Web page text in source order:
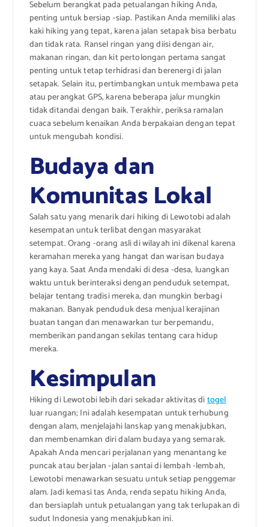
Sebelum berangkat pada petualangan hiking Anda,
penting untuk bersiap -siap. Pastikan Anda memiliki alas
kaki hiking yang tepat, karena jalan setapak bisa berbatu
dan tidak rata. Ransel ringan yang diisi dengan air,
makanan ringan, dan kit pertolongan pertama sangat
penting untuk tetap terhidrasi dan berenergi di jalan
setapak. Selain itu, pertimbangkan untuk membawa peta
atau perangkat GPS, karena beberapa jalur mungkin
tidak ditandai dengan baik. Terakhir, periksa ramalan
cuaca sebelum kenaikan Anda berpakaian dengan tepat
untuk mengubah kondisi.
Budaya dan
Komunitas Lokal
Salah satu yang menarik dari hiking di Lewotobi adalah
kesempatan untuk terlibat dengan masyarakat
setempat. Orang -orang asli di wilayah ini dikenal karena
keramahan mereka yang hangat dan warisan budaya
yang kaya. Saat Anda mendaki di desa -desa, luangkan
waktu untuk berinteraksi dengan penduduk setempat,
belajar tentang tradisi mereka, dan mungkin berbagi
makanan. Banyak penduduk desa menjual kerajinan
buatan tangan dan menawarkan tur berpemandu,
memberikan pandangan sekilas tentang cara hidup
mereka.
Kesimpulan
Hiking di Lewotobi lebih dari sekadar aktivitas ditogel
luar ruangan; Ini adalah kesempatan untuk terhubung
dengan alam, menjelajahi lanskap yang menakjubkan,
dan membenamkan diri dalam budaya yang semarak.
Apakah Anda mencari perjalanan yang menantang ke
puncak atau berjalan -jalan santai di lembah -lembah,
Lewotobi menawarkan sesuatu untuk setiap penggemar
alam. Jadi kemasi tas Anda, renda sepatu hiking Anda,
dan bersiaplah untuk petualangan yang tak terlupakan di
sudut Indonesia yang menakjubkan ini.